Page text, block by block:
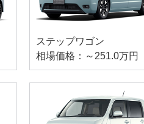
ステップワゴン
相場価格：～251.0万円